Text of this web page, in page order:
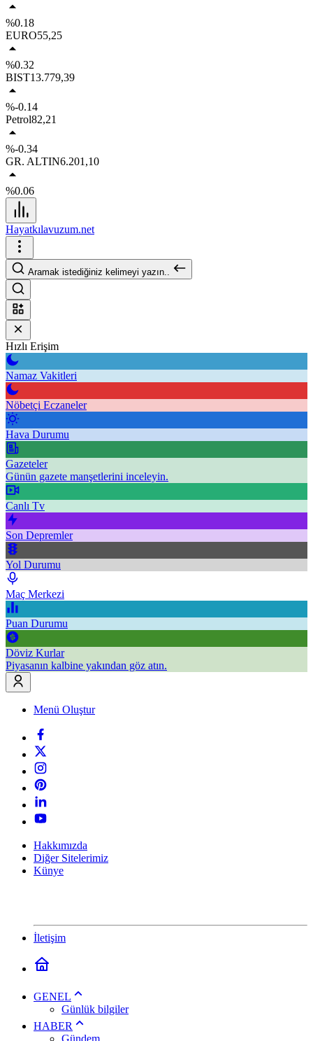
%0.18
EURO55,25
%0.32
BIST13.779,39
%-0.14
Petrol82,21
%-0.34
GR. ALTIN6.201,10
%0.06
Hayatkılavuzum.net
Aramak istediğiniz kelimeyi yazın..
Hızlı Erişim
Namaz Vakitleri
Nöbetçi Eczaneler
Hava Durumu
Gazeteler
Günün gazete manşetlerini inceleyin.
Canlı Tv
Son Depremler
Yol Durumu
Maç Merkezi
Puan Durumu
Döviz Kurlar
Piyasanın kalbine yakından göz atın.
Menü Oluştur
Hakkımızda
Diğer Sitelerimiz
Künye
İletişim
GENEL
Günlük bilgiler
HABER
Gündem